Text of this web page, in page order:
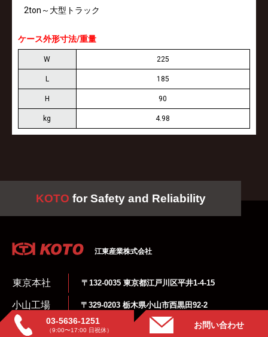
2ton～大型トラック
ケース外形寸法/重量
W 225
L 185
H 90
kg 4.98
KOTO for Safety and Reliability
江東産業株式会社
東京本社 〒132-0035 東京都江戸川区平井1-4-15
小山工場 〒329-0203 栃木県小山市西黒田92-2
さいたま倉庫 〒339-0055 埼玉県さいたま市岩槻区東町1-9-28
03-5636-1251
（9:00〜17:00 日祝休）
お問い合わせ